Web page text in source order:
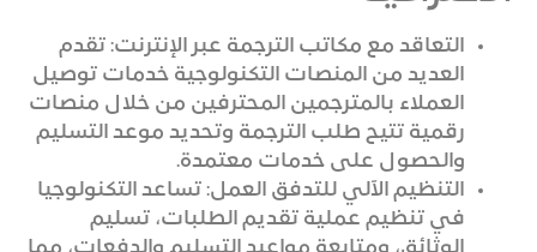
التعاقد مع مكاتب الترجمة عبر الإنترنت: تقدم
العديد من المنصات التكنولوجية خدمات توصيل
العملاء بالمترجمين المحترفين من خلال منصات
رقمية تتيح طلب الترجمة وتحديد موعد التسليم
والحصول على خدمات معتمدة.
التنظيم الآلي للتدفق العمل: تساعد التكنولوجيا
في تنظيم عملية تقديم الطلبات، تسليم